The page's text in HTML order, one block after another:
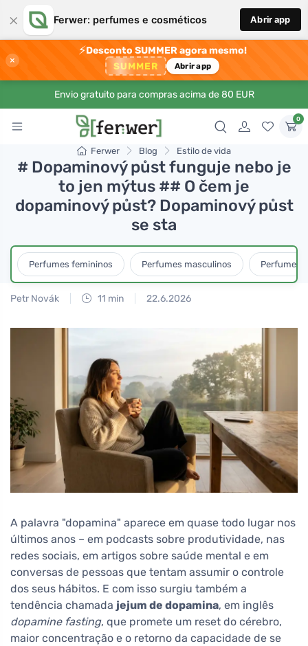
× Ferwer: perfumes e cosméticos Abrir app
×
⚡Desconto SUMMER agora mesmo!
SUMMER Abrir app
Envio gratuito para compras acima de 80 EUR
0
Ferwer Blog Estilo de vida
# Dopaminový půst funguje nebo je
to jen mýtus ## O čem je
dopaminový půst? Dopaminový půst
se sta
Perfumes femininos Perfumes masculinos Perfumes
Petr Novák 11 min 22.6.2026
A palavra "dopamina" aparece em quase todo lugar nos
últimos anos – em podcasts sobre produtividade, nas
redes sociais, em artigos sobre saúde mental e em
conversas de pessoas que tentam assumir o controle
dos seus hábitos. E com isso surgiu também a
tendência chamada jejum de dopamina, em inglês
dopamine fasting, que promete um reset do cérebro,
maior concentração e o retorno da capacidade de se